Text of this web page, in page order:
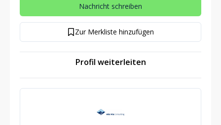
Nachricht schreiben
Zur Merkliste hinzufügen
Profil weiterleiten